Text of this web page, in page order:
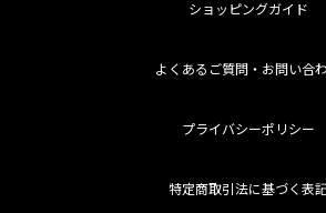
ショッピングガイド
よくあるご質問・お問い合
プライバシーポリシー
特定商取引法に基づく表